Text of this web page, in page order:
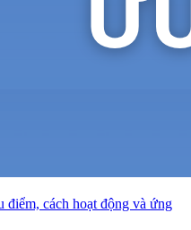
cách hoạt động và ứng